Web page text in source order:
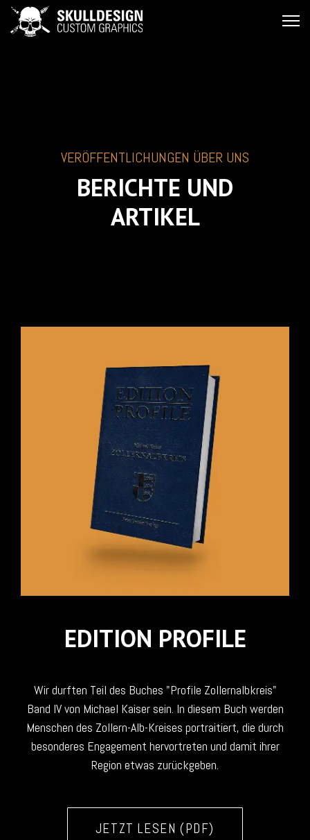
VERÖFFENTLICHUNGEN ÜBER UNS
BERICHTE UND
ARTIKEL
EDITION PROFILE
Wir durften Teil des Buches "Profile Zollernalbkreis"
Band IV von Michael Kaiser sein. In diesem Buch werden
Menschen des Zollern-Alb-Kreises portraitiert, die durch
besonderes Engagement hervortreten und damit ihrer
Region etwas zurückgeben.
JETZT LESEN (PDF)